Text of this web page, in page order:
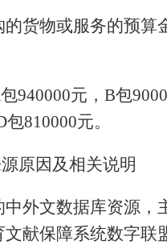
的货物或服务的预算
940000元，B包
810000元。
原因及相关说明
中外文数据库资源，
文献保障系统数字联